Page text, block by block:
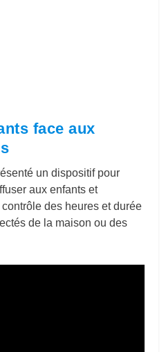
face aux
un dispositif pour
aux enfants et
des heures et durée
de la maison ou des